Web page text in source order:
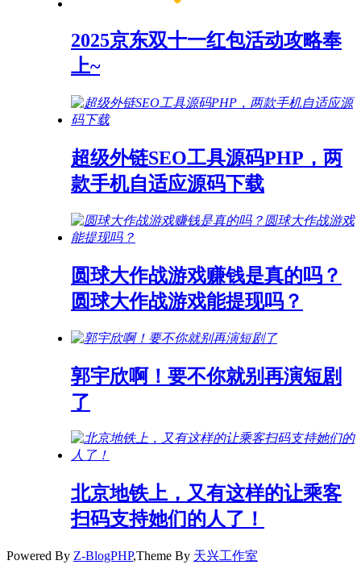
2025京东双十一红包活动攻略奉
上~
超级外链SEO工具源码PHP，两
款手机自适应源码下载
圆球大作战游戏赚钱是真的吗？
圆球大作战游戏能提现吗？
郭宇欣啊！要不你就别再演短剧
了
北京地铁上，又有这样的让乘客
扫码支持她们的人了！
Powered By Z-BlogPHP,Theme By 天兴工作室